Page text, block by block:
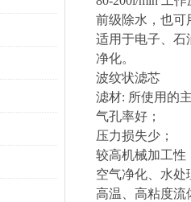
前级除水，也可
适用于电子、石
净化。
波纹状滤芯
滤材: 所使用的
气孔率好；
压力损失少；
较高机械加工性
空气净化、水处
高温、高粘度流